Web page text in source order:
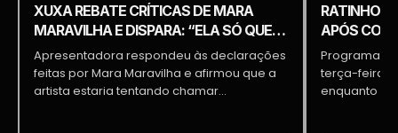
XUXA REBATE CRÍTICAS DE MARA
MARAVILHA E DISPARA: “ELA SÓ QUER
APARECER”
Apresentadora respondeu às declarações
feitas por Mara Maravilha e afirmou que a
artista estaria tentando chamar...
RATINHO É
APÓS
PIQUILO
Programa
terça-feira
enquanto a